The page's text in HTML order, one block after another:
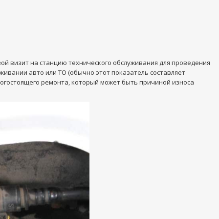
визит на станцию технического обслуживания для проведения
авто или ТО (обычно этот показатель составляет
ремонта, который может быть причиной износа